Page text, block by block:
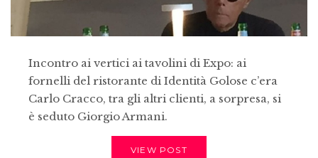
Incontro ai vertici ai tavolini di Expo: ai
fornelli del ristorante di Identità Golose c’era
Carlo Cracco, tra gli altri clienti, a sorpresa, si
è seduto Giorgio Armani.
VIEW POST